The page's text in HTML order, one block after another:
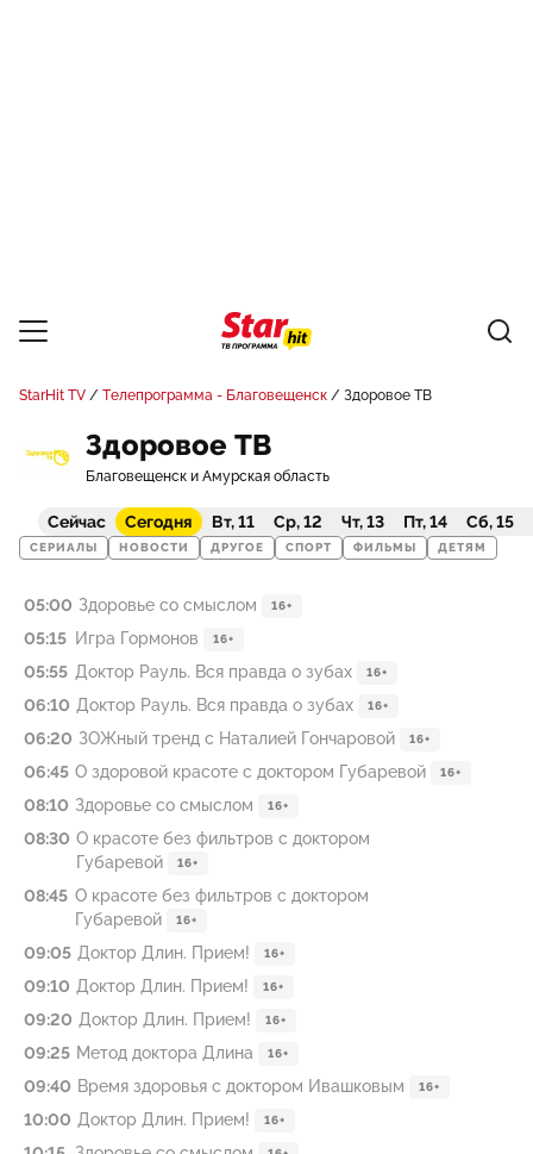
StarHit TV Телепрограмма - Благовещенск Здоровое ТВ
Здоровое ТВ
Благовещенск и Амурская область
Сейчас Сегодня Вт, 11 Ср, 12 Чт, 13 Пт, 14 Сб, 15
СЕРИАЛЫ НОВОСТИ ДРУГОЕ СПОРТ ФИЛЬМЫ ДЕТЯМ
05:00 Здоровье со смыслом 16+
05:15 Игра Гормонов 16+
05:55 Доктор Рауль. Вся правда о зубах 16+
06:10 Доктор Рауль. Вся правда о зубах 16+
06:20 ЗОЖный тренд с Наталией Гончаровой 16+
06:45 О здоровой красоте с доктором Губаревой 16+
08:10 Здоровье со смыслом 16+
08:30 О красоте без фильтров с доктором
Губаревой
16+
08:45 О красоте без фильтров с доктором
Губаревой
16+
09:05 Доктор Длин. Прием! 16+
09:10 Доктор Длин. Прием! 16+
09:20 Доктор Длин. Прием! 16+
09:25 Метод доктора Длина 16+
09:40 Время здоровья с доктором Ивашковым 16+
10:00 Доктор Длин. Прием! 16+